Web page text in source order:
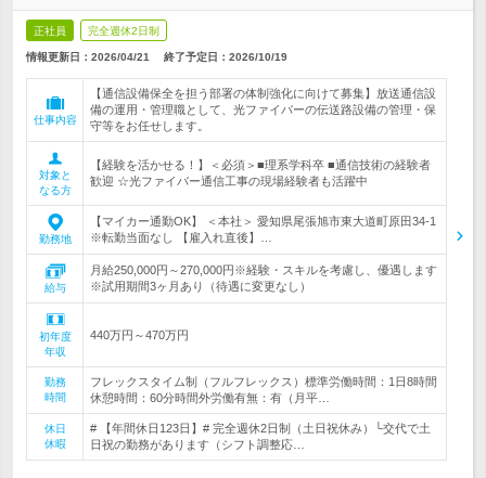
正社員 完全週休2日制
情報更新日：2026/04/21 終了予定日： 2026/10/19
仕事内容
【通信設備保全を担う部署の体制強化に向けて募集】放送通信設
備の運用・管理職として、光ファイバーの伝送路設備の管理・保
守等をお任せします。
対象と
なる方
【経験を活かせる！】＜必須＞■理系学科卒 ■通信技術の経験者
歓迎 ☆光ファイバー通信工事の現場経験者も活躍中
勤務地
【マイカー通勤OK】 ＜本社＞ 愛知県尾張旭市東大道町原田34-1
※転勤当面なし 【雇入れ直後】…
給与
月給250,000円～270,000円※経験・スキルを考慮し、優遇します
※試用期間3ヶ月あり（待遇に変更なし）
初年度
年収
440万円～470万円
勤務
時間
フレックスタイム制（フルフレックス）標準労働時間：1日8時間
休憩時間：60分時間外労働有無：有（月平…
休日
休暇
# 【年間休日123日】# 完全週休2日制（土日祝休み）└交代で土
日祝の勤務があります（シフト調整応…